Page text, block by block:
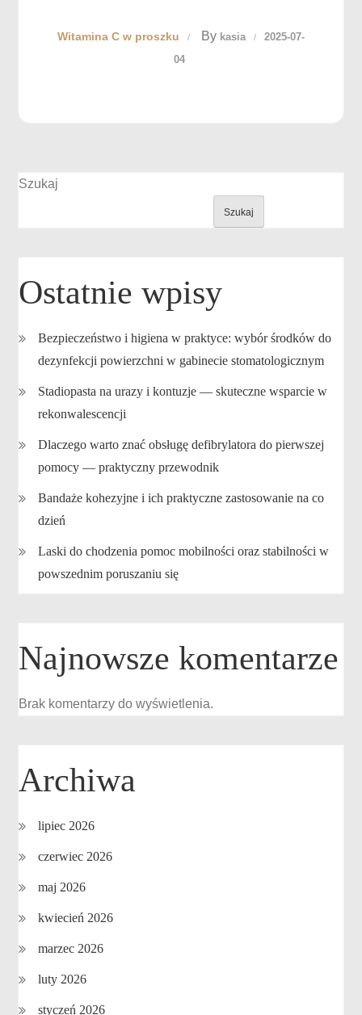
Witamina C w proszku By kasia
2025-07-
04
Szukaj
Szukaj
Ostatnie wpisy
Bezpieczeństwo i higiena w praktyce: wybór środków do
dezynfekcji powierzchni w gabinecie stomatologicznym
Stadiopasta na urazy i kontuzje — skuteczne wsparcie w
rekonwalescencji
Dlaczego warto znać obsługę defibrylatora do pierwszej
pomocy — praktyczny przewodnik
Bandaże kohezyjne i ich praktyczne zastosowanie na co
dzień
Laski do chodzenia pomoc mobilności oraz stabilności w
powszednim poruszaniu się
Najnowsze komentarze
Brak komentarzy do wyświetlenia.
Archiwa
lipiec 2026
czerwiec 2026
maj 2026
kwiecień 2026
marzec 2026
luty 2026
styczeń 2026